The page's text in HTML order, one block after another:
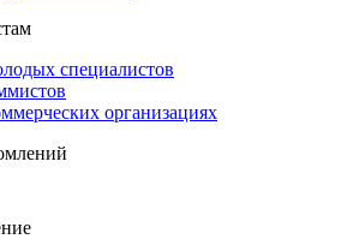
специалистов
организациях